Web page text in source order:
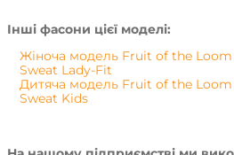
Інші фасони цієї моделі:
Жіноча модель Fruit of the
Sweat Lady-Fit
Дитяча модель Fruit of the
Sweat Kids